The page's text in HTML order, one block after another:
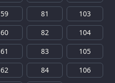
59
60
61
62
81
82
83
84
103
104
105
106